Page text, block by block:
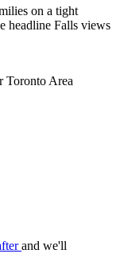
on a tight
headline Falls views
Toronto Area
and we'll